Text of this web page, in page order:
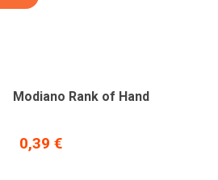
Modiano Rank of Hand
0,39 €